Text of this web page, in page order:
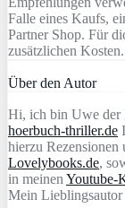
Falle eines Kaufs,
Partner Shop. Für
zusätzlichen Kosten.
Über den Autor
Hi, ich bin Uwe der
hoerbuch-thriller.de
hierzu Rezensionen
Lovelybooks.de,
in meinen Youtube-
Mein Lieblingsautor